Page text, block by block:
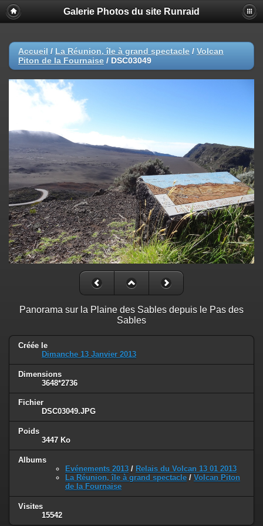
Galerie Photos du site Runraid
Accueil / La Réunion, île à grand spectacle / Volcan
Piton de la Fournaise / DSC03049
Panorama sur la Plaine des Sables depuis le Pas des
Sables
Créée le
Dimanche 13 Janvier 2013
Dimensions
3648*2736
Fichier
DSC03049.JPG
Poids
3447 Ko
Albums
Evénements 2013 / Relais du Volcan 13 01 2013
La Réunion, île à grand spectacle / Volcan Piton
de la Fournaise
Visites
15542